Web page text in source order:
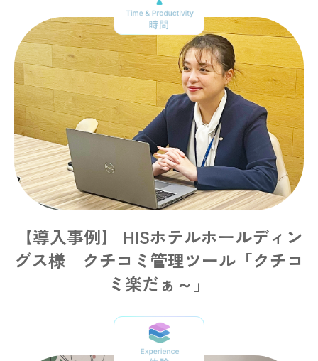
【導入事例】 HISホテルホールディン
グス様 クチコミ管理ツール「クチコ
ミ楽だぁ～」